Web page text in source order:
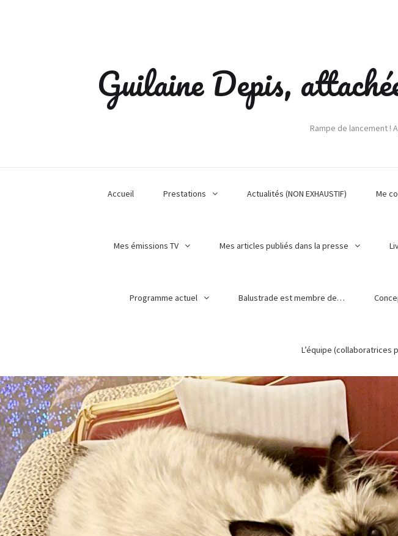
Guilaine Depis,
Rampe de lancement !
Accueil Prestations Actualités (NON EXHAUSTIF) Me
Mes émissions TV Mes articles publiés dans la presse
Programme actuel Balustrade est membre de…
L’équipe (collaboratrices